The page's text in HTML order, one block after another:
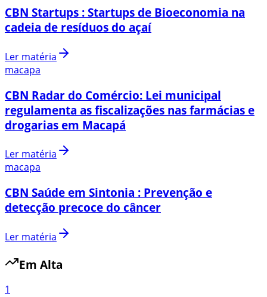
CBN Startups : Startups de Bioeconomia na
cadeia de resíduos do açaí
Ler matéria
macapa
CBN Radar do Comércio: Lei municipal
regulamenta as fiscalizações nas farmácias e
drogarias em Macapá
Ler matéria
macapa
CBN Saúde em Sintonia : Prevenção e
detecção precoce do câncer
Ler matéria
Em Alta
1